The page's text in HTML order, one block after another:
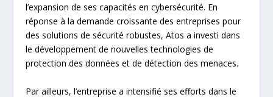
l’expansion de ses capacités en cybersécurité. En
réponse à la demande croissante des entreprises pour
des solutions de sécurité robustes, Atos a investi dans
le développement de nouvelles technologies de
protection des données et de détection des menaces.
Par ailleurs, l’entreprise a intensifié ses efforts dans le